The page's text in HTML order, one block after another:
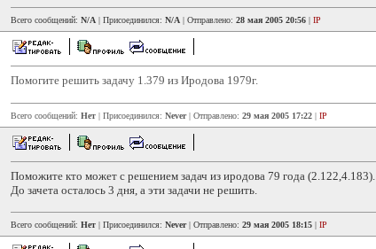
Всего сообщений: N/A | Присоединился: N/A | Отправлено: 28 мая 2005 20:56 | IP
Помогите решить задачу 1.379 из Иродова 1979г.
Всего сообщений: Нет | Присоединился: Never| Отправлено: 29 мая 2005 17:22 | IP
Поможите кто может с решением задач из иродова 79 года (2.122,4.183).
До зачета осталось 3 дня, а эти задачи не решить.
Всего сообщений: Нет | Присоединился: Never| Отправлено: 29 мая 2005 18:15 | IP